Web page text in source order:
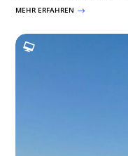
MEHR ERFAHREN $